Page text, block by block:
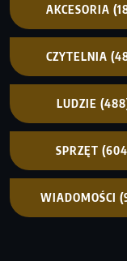
AKCESORIA
CZYTELNIA
LUDZIE
SPRZĘT
WIADOMOŚCI